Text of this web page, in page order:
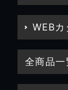
WEBカ
全商品一